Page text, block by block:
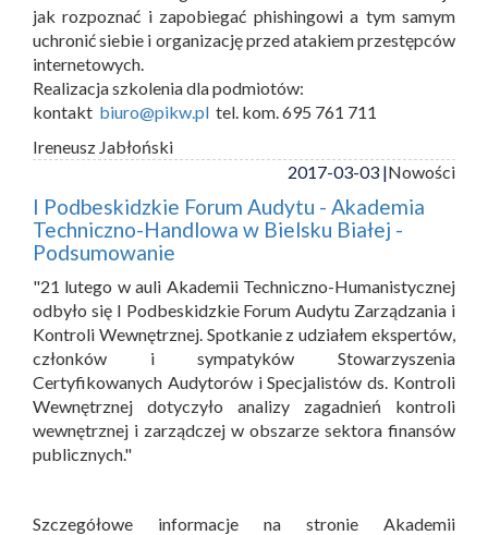
jak rozpoznać i zapobiegać phishingowi a tym samym
uchronić siebie i organizację przed atakiem przestępców
internetowych.
Realizacja szkolenia dla podmiotów:
kontakt biuro@pikw.pl tel. kom. 695 761 711
Ireneusz Jabłoński
2017-03-03 |Nowości
I Podbeskidzkie Forum Audytu - Akademia
Techniczno-Handlowa w Bielsku Białej -
Podsumowanie
"21 lutego w auli Akademii Techniczno-Humanistycznej
odbyło się I Podbeskidzkie Forum Audytu Zarządzania i
Kontroli Wewnętrznej. Spotkanie z udziałem ekspertów,
członków i sympatyków Stowarzyszenia
Certyfikowanych Audytorów i Specjalistów ds. Kontroli
Wewnętrznej dotyczyło analizy zagadnień kontroli
wewnętrznej i zarządczej w obszarze sektora finansów
publicznych."
Szczegółowe informacje na stronie Akademii